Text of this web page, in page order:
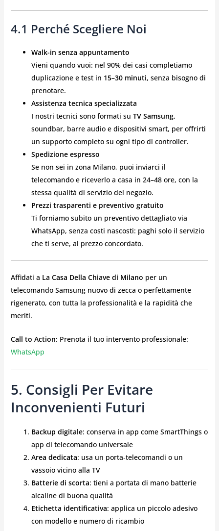
4.1 Perché Scegliere Noi
Walk-in senza appuntamento
Vieni quando vuoi: nel 90% dei casi completiamo
duplicazione e test in 15–30 minuti, senza bisogno di
prenotare.
Assistenza tecnica specializzata
I nostri tecnici sono formati su TV Samsung,
soundbar, barre audio e dispositivi smart, per offrirti
un supporto completo su ogni tipo di controller.
Spedizione espresso
Se non sei in zona Milano, puoi inviarci il
telecomando e riceverlo a casa in 24–48 ore, con la
stessa qualità di servizio del negozio.
Prezzi trasparenti e preventivo gratuito
Ti forniamo subito un preventivo dettagliato via
WhatsApp, senza costi nascosti: paghi solo il servizio
che ti serve, al prezzo concordato.
Affidati a La Casa Della Chiave di Milano per un
telecomando Samsung nuovo di zecca o perfettamente
rigenerato, con tutta la professionalità e la rapidità che
meriti.
Call to Action: Prenota il tuo intervento professionale:
WhatsApp
5. Consigli Per Evitare
Inconvenienti Futuri
Backup digitale: conserva in app come SmartThings o
app di telecomando universale
Area dedicata: usa un porta‑telecomandi o un
vassoio vicino alla TV
Batterie di scorta: tieni a portata di mano batterie
alcaline di buona qualità
Etichetta identificativa: applica un piccolo adesivo
con modello e numero di ricambio